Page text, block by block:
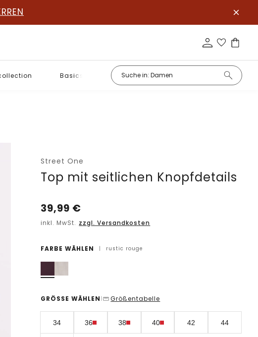
Basics
Street One
Top mit seitlichen Knopfdetails
39,99 €
inkl. MwSt. zzgl. Versandkosten
FARBE WÄHLEN | rustic rouge
GRÖSSE WÄHLEN | Größentabelle
34 36 38 40 42 44